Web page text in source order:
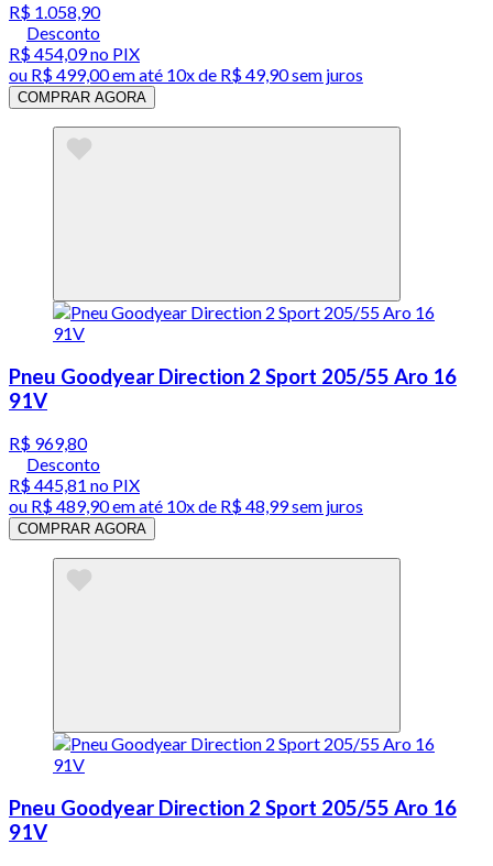
R$ 1.058,90
Desconto
R$ 454,09no PIX
ou R$ 499,00em até 10x de R$ 49,90 sem juros
COMPRAR AGORA
Pneu Goodyear Direction 2 Sport 205/55 Aro 16
91V
R$ 969,80
Desconto
R$ 445,81 no PIX
ou R$ 489,90em até 10x de R$ 48,99 sem juros
COMPRAR AGORA
Pneu Goodyear Direction 2 Sport 205/55 Aro 16
91V